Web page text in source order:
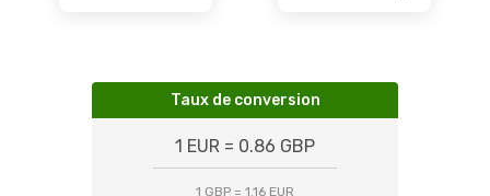
Taux de conversion
1 EUR = 0.86 GBP
1 GBP = 1.16 EUR